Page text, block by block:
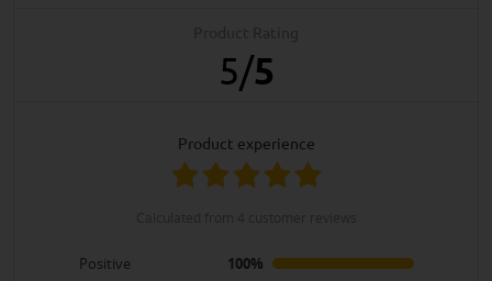
5/5
product experience
Positive
100%